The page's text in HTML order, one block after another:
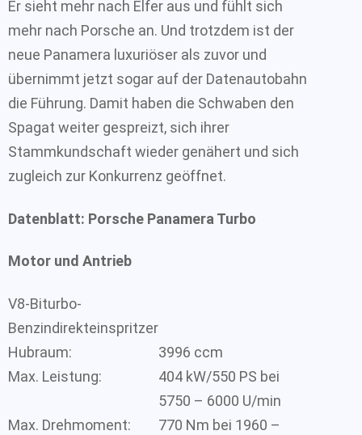
Er sieht mehr nach Elfer aus und fühlt sich
mehr nach Porsche an. Und trotzdem ist der
neue Panamera luxuriöser als zuvor und
übernimmt jetzt sogar auf der Datenautobahn
die Führung. Damit haben die Schwaben den
Spagat weiter gespreizt, sich ihrer
Stammkundschaft wieder genähert und sich
zugleich zur Konkurrenz geöffnet.
Datenblatt: Porsche Panamera Turbo
Motor und Antrieb
V8-Biturbo-
Benzindirekteinspritzer
Hubraum:
3996 ccm
Max. Leistung:
404 kW/550 PS bei
5750 – 6000 U/min
Max. Drehmoment:
770 Nm bei 1960 –